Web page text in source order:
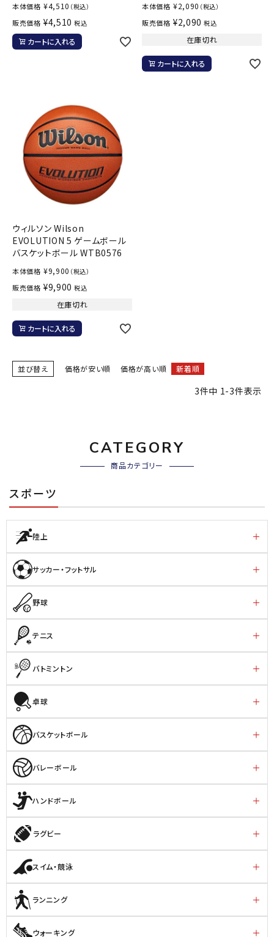
特定商取引法
プライバシーポリシー
本体価格 ¥4,510 （税込）
販売価格 ¥4,510 税込
カートに入れる
本体価格 ¥2,090 （税込）
販売価格 ¥2,090 税込
在庫切れ
カートに入れる
ウィルソン Wilson
EVOLUTION 5 ゲームボール
バスケットボール WTB0576
本体価格 ¥9,900 （税込）
販売価格 ¥9,900 税込
在庫切れ
カートに入れる
並び替え 価格が安い順 価格が高い順 新着順
3件中 1-3件表示
CATEGORY
商品カテゴリー
スポーツ
陸上
サッカー・フットサル
野球
テニス
バトミントン
卓球
バスケットボール
バレーボール
ハンドボール
ラグビー
スイム・競泳
ランニング
ウォーキング